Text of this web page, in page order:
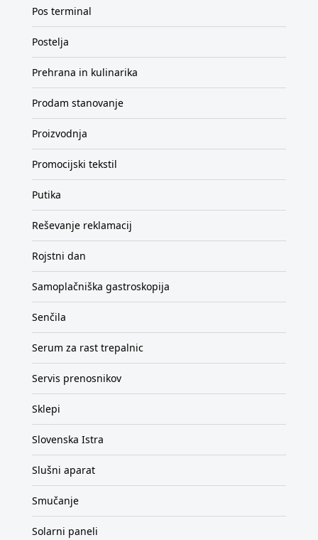
Pos terminal
Postelja
Prehrana in kulinarika
Prodam stanovanje
Proizvodnja
Promocijski tekstil
Putika
Reševanje reklamacij
Rojstni dan
Samoplačniška gastroskopija
Senčila
Serum za rast trepalnic
Servis prenosnikov
Sklepi
Slovenska Istra
Slušni aparat
Smučanje
Solarni paneli